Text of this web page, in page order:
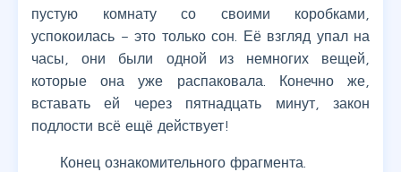
пустую комнату со своими коробками,
успокоилась – это только сон. Её взгляд упал на
часы, они были одной из немногих вещей,
которые она уже распаковала. Конечно же,
вставать ей через пятнадцать минут, закон
подлости всё ещё действует!
Конец ознакомительного фрагмента.